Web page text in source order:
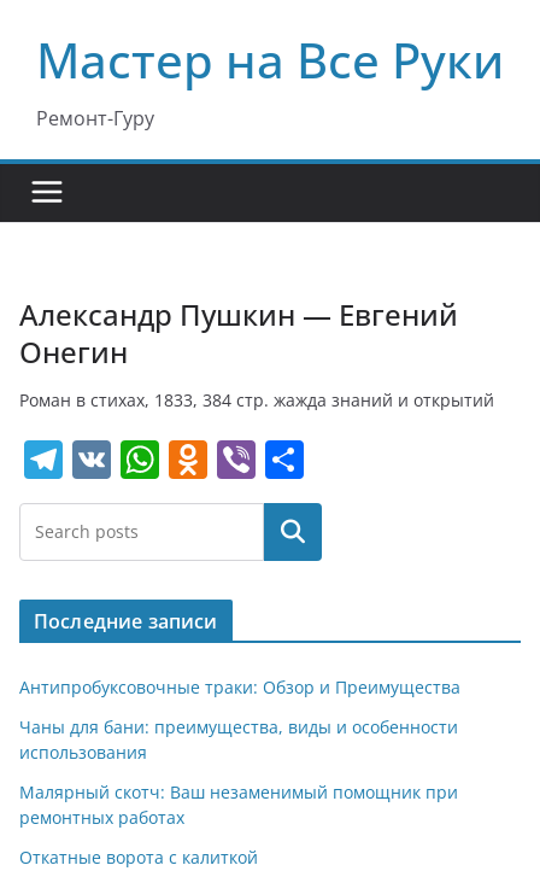
содержимому
Мастер на Все Руки
Ремонт-Гуру
Александр Пушкин — Евгений
Онегин
Роман в стихах, 1833, 384 стр. жажда знаний и открытий
T
el
e
gr
a
m
V
K
W
h
s
A
p
p
O
d
o
kl
a
ss
ni
Vi
b
er
т
п
р
в
и
т
Поиск
Последние записи
Антипробуксовочные траки: Обзор и Преимущества
Чаны для бани: преимущества, виды и особенности
использования
Малярный скотч: Ваш незаменимый помощник при
ремонтных работах
Откатные ворота с калиткой